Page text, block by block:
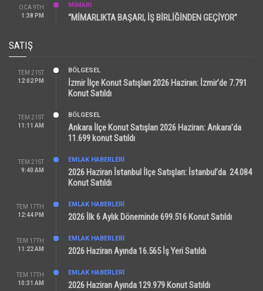
OCA 9TH
1:38 PM
MİMARİ
“MİMARLIKTA BAŞARI, İŞ BİRLİĞİNDEN GEÇİYOR”
SATIŞ
TEM 21ST
12:02 PM
BÖLGESEL
İzmir İlçe Konut Satışları 2026 Haziran: İzmir’de 7.791
Konut Satıldı
TEM 21ST
11:11 AM
BÖLGESEL
Ankara İlçe Konut Satışları 2026 Haziran: Ankara’da
11.699 konut Satıldı
TEM 21ST
9:40 AM
EMLAK HABERLERI
2026 Haziran İstanbul İlçe Satışları: İstanbul’da 24.084
Konut Satıldı
TEM 17TH
12:44 PM
EMLAK HABERLERI
2026 İlk 6 Aylık Döneminde 699.516 Konut Satıldı
TEM 17TH
11:22 AM
EMLAK HABERLERI
2026 Haziran Ayında 16.565 İş Yeri Satıldı
TEM 17TH
10:31 AM
EMLAK HABERLERI
2026 Haziran Ayında 129.979 Konut Satıldı